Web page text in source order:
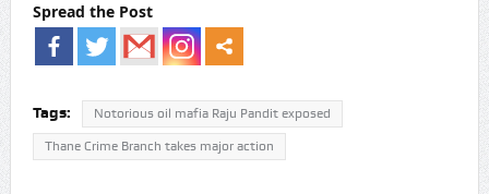
Spread the Post
Tags: Notorious oil mafia Raju Pandit exposed
Thane Crime Branch takes major action